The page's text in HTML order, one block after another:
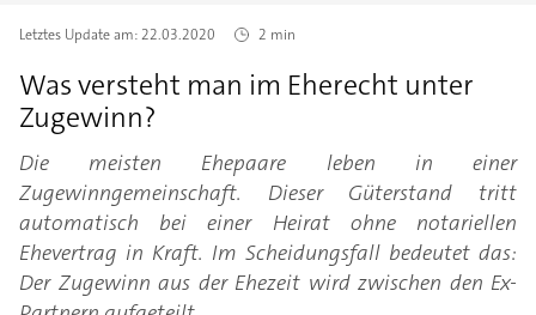
Letztes Update am:22.03.2020 2 min
Was versteht man im Eherecht unter
Zugewinn?
Die meisten Ehepaare leben in einer
Zugewinngemeinschaft. Dieser Güterstand tritt
automatisch bei einer Heirat ohne notariellen
Ehevertrag in Kraft. Im Scheidungsfall bedeutet das:
Der Zugewinn aus der Ehezeit wird zwischen den Ex-